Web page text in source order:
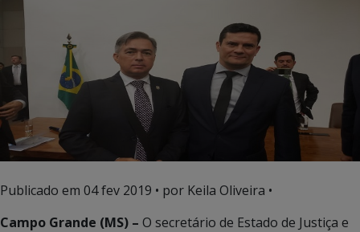
Publicado em 04 fev 2019 • por Keila Oliveira •
Campo Grande (MS) – O secretário de Estado de Justiça e